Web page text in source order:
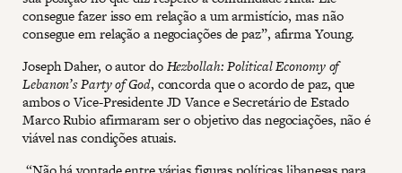
consegue fazer isso em relação a um armistício, mas não
consegue em relação a negociações de paz”, afirma Young.
Joseph Daher, o autor doHezbollah: Political Economy of
Lebanon’s Party of God, concorda que o acordo de paz, que
ambos o Vice-Presidente JD Vance e Secretário de Estado
Marco Rubio afirmaram ser o objetivo das negociações, não é
viável nas condições atuais.